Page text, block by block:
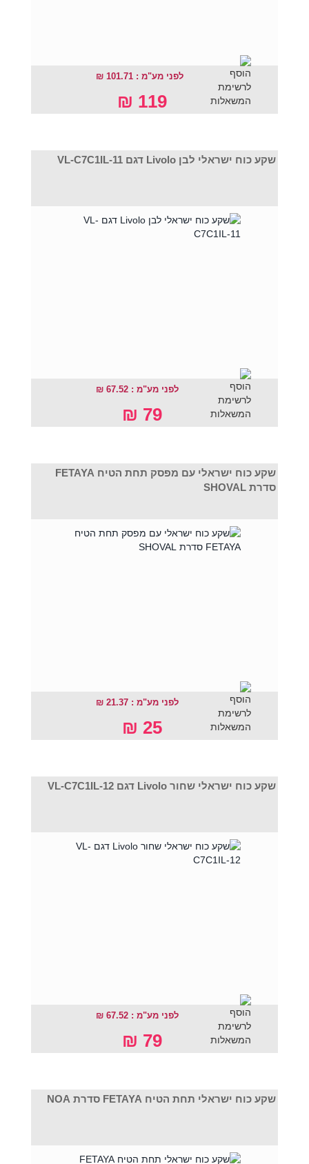
לפני מע"מ : 101.71 ₪
119 ₪
שקע כוח ישראלי לבן Livolo דגם VL-C7C1IL-11
לפני מע"מ : 67.52 ₪
79 ₪
שקע כוח ישראלי עם מפסק תחת הטיח FETAYA
סדרת SHOVAL
לפני מע"מ : 21.37 ₪
25 ₪
שקע כוח ישראלי שחור Livolo דגם VL-C7C1IL-12
לפני מע"מ : 67.52 ₪
79 ₪
שקע כוח ישראלי תחת הטיח FETAYA סדרת NOA